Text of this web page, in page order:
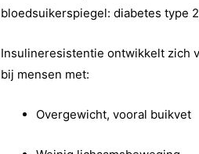
bloedsuikerspiegel: diabetes type
Insulineresistentie ontwikkelt zich
bij mensen met:
Overgewicht, vooral buikvet